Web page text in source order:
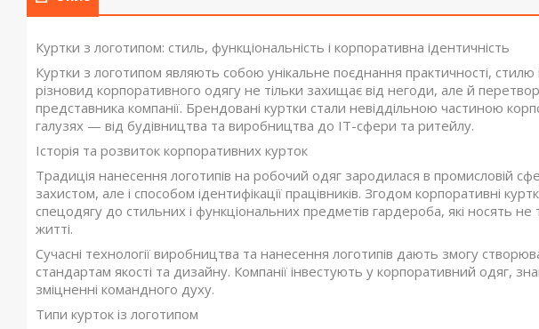
Куртки з логотипом: стиль, функціональність і корпоративна ідентичність
Куртки з логотипом являють собою унікальне поєднання практичності,
різновид корпоративного одягу не тільки захищає від негоди, але й
представника компанії. Брендовані куртки стали невіддільною частиною
галузях — від будівництва та виробництва до IT-сфери та ритейлу.
Історія та розвиток корпоративних курток
Традиція нанесення логотипів на робочий одяг зародилася в промисловій
захистом, але і способом ідентифікації працівників. Згодом корпоративні
спецодягу до стильних і функціональних предметів гардероба, які носять
житті.
Сучасні технології виробництва та нанесення логотипів дають змогу
стандартам якості та дизайну. Компанії інвестують у корпоративний одяг,
зміцненні командного духу.
Типи курток із логотипом